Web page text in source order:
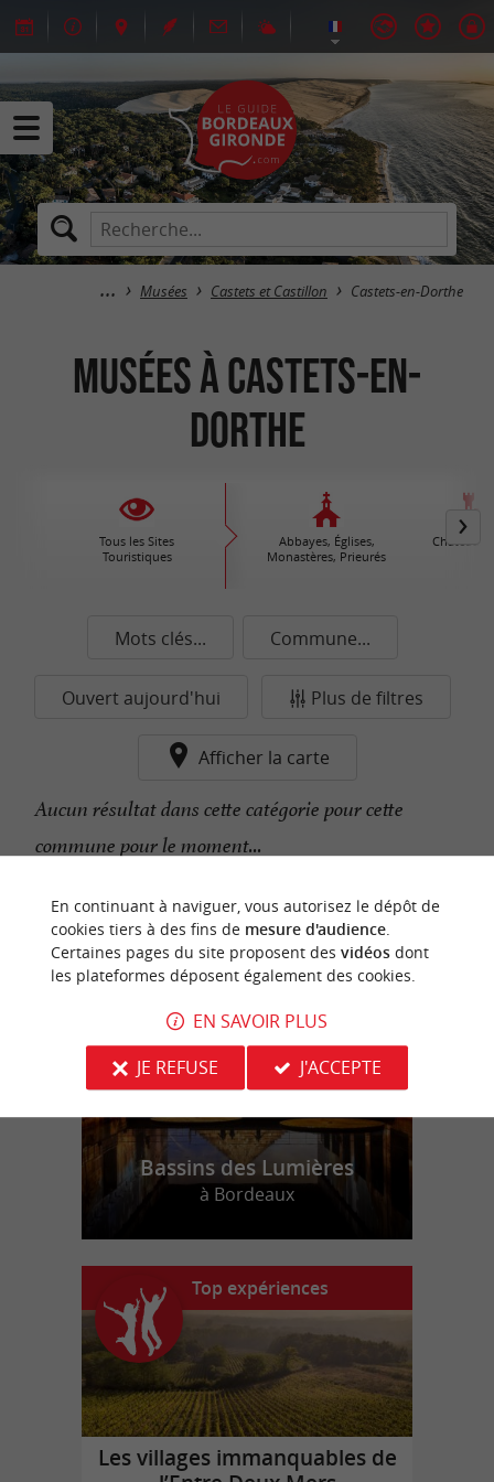
Musées Castets et Castillon Castets-en-Dorthe
Musées à Castets-en-
Dorthe
Tous les Sites
Touristiques
Abbayes, Églises,
Monastères, Prieurés
Châteaux
Mots clés... Commune...
Ouvert aujourd'hui Plus de filtres
Afficher la carte
Aucun résultat dans cette catégorie pour cette
commune pour le moment...
n
o
t
r
e
c
o
u
p
d
e
c
o
e
u
r
Bassins des Lumières
à Bordeaux
Top expériences
Les villages immanquables de
En continuant à naviguer, vous autorisez le dépôt de
cookies tiers à des fins de mesure d'audience.
Certaines pages du site proposent des vidéosdont
les plateformes déposent également des cookies.
EN SAVOIR PLUS
JE REFUSE
J'ACCEPTE